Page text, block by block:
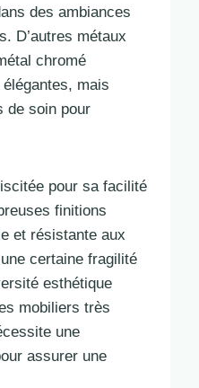
des ambiances
D’autres métaux
chromé
mais
de soin pour
pour sa facilité
finitions
et résistante aux
certaine fragilité
esthétique
mobiliers très
une
assurer une